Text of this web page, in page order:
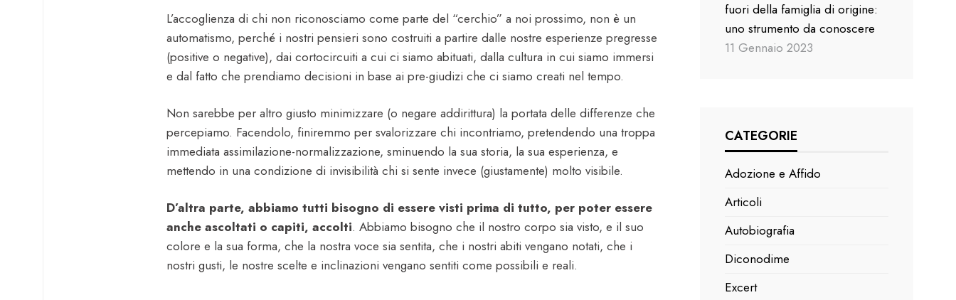
L’accoglienza di chi non riconosciamo come parte del “cerchio” a noi prossimo, non è un
automatismo, perché i nostri pensieri sono costruiti a partire dalle nostre esperienze pregresse
(positive o negative), dai cortocircuiti a cui ci siamo abituati, dalla cultura in cui siamo immersi
e dal fatto che prendiamo decisioni in base ai pre-giudizi che ci siamo creati nel tempo.
Non sarebbe per altro giusto minimizzare (o negare addirittura) la portata delle differenze che
percepiamo. Facendolo, finiremmo per svalorizzare chi incontriamo, pretendendo una troppa
immediata assimilazione-normalizzazione, sminuendo la sua storia, la sua esperienza, e
mettendo in una condizione di invisibilità chi si sente invece (giustamente) molto visibile.
D’altra parte, abbiamo tutti bisogno di essere visti prima di tutto, per poter essere
anche ascoltati o capiti, accolti. Abbiamo bisogno che il nostro corpo sia visto, e il suo
colore e la sua forma, che la nostra voce sia sentita, che i nostri abiti vengano notati, che i
nostri gusti, le nostre scelte e inclinazioni vengano sentiti come possibili e reali.
fuori della famiglia di origine:
uno strumento da conoscere
11 Gennaio 2023
CATEGORIE
Adozione e Affido
Articoli
Autobiografia
Diconodime
Excert